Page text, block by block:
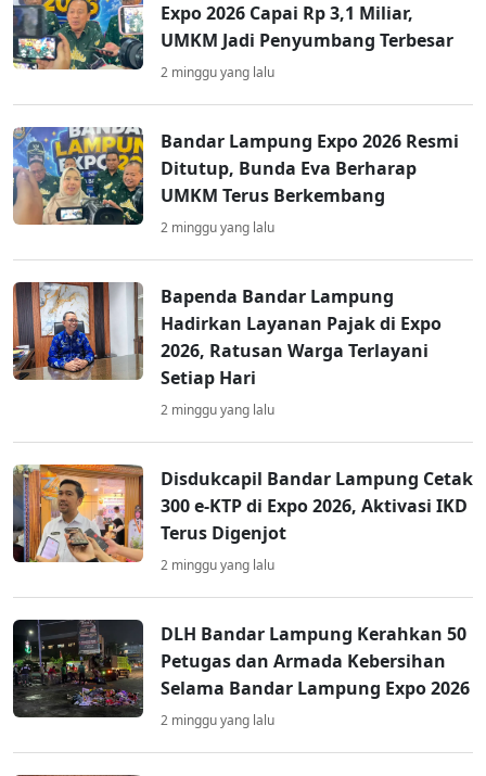
Expo 2026 Capai Rp 3,1 Miliar,
UMKM Jadi Penyumbang Terbesar
2 minggu yang lalu
Bandar Lampung Expo 2026 Resmi
Ditutup, Bunda Eva Berharap
UMKM Terus Berkembang
2 minggu yang lalu
Bapenda Bandar Lampung
Hadirkan Layanan Pajak di Expo
2026, Ratusan Warga Terlayani
Setiap Hari
2 minggu yang lalu
Disdukcapil Bandar Lampung Cetak
300 e-KTP di Expo 2026, Aktivasi IKD
Terus Digenjot
2 minggu yang lalu
DLH Bandar Lampung Kerahkan 50
Petugas dan Armada Kebersihan
Selama Bandar Lampung Expo 2026
2 minggu yang lalu